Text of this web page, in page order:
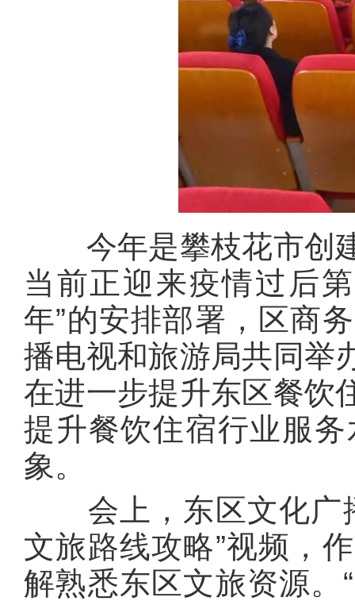
今年是攀枝花市创建
当前正迎来疫情过后
年”的安排部署，区商
播电视和旅游局共同举
在进一步提升东区餐饮
提升餐饮住宿行业服
象。
会上，东区文化广播
文旅路线攻略”视频，
解熟悉东区文旅资源。